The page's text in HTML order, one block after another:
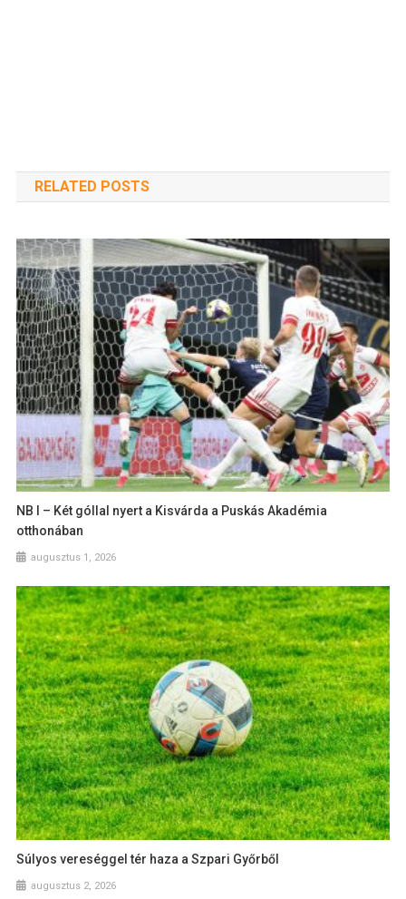
RELATED POSTS
NB I – Két góllal nyert a Kisvárda a Puskás Akadémia
otthonában
augusztus 1, 2026
Súlyos vereséggel tér haza a Szpari Győrből
augusztus 2, 2026